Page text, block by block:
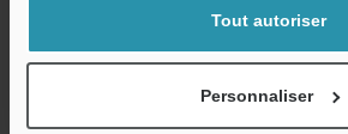
Tout autoriser
Personnaliser
références se terminent par B ou BP
En cas d'installation d'extensions
température ambiante appliquée varie